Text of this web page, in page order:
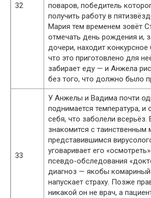
32
поваров, победитель
получить работу в
Мария тем временем зовёт
отмечать день рождения и,
дочери, находит
что это приготовлено для
забирает еду — и Анжела
без того, что должно было
33
У Анжелы и Вадима почти
поднимается температура, и
себя, что заболели
знакомится с таинственным
представившимся
уговаривает его
псевдо-обследования
диагноз — якобы комариный
напускает страху. Позже
никакой он не врач, а